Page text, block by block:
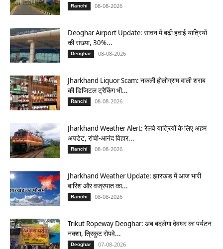
Ranchi 08-08-2026
Deoghar Airport Update: सावन में बढ़ी हवाई यात्रियों
की संख्या, 30%...
Deoghar 08-08-2026
Jharkhand Liquor Scam: नकली होलोग्राम वाली शराब
की डिजिटल ट्रैकिंग भी...
Ranchi 08-08-2026
Jharkhand Weather Alert: रेलवे यात्रियों के लिए अहम
अपडेट, रांची-आनंद विहार...
Ranchi 08-08-2026
Jharkhand Weather Update: झारखंड में आज भारी
बारिश और वज्रपात का...
Ranchi 08-08-2026
Trikut Ropeway Deoghar: अब बदलेगा देवघर का पर्यटन
नक्शा, त्रिकुट रोपवे...
Deoghar 07-08-2026